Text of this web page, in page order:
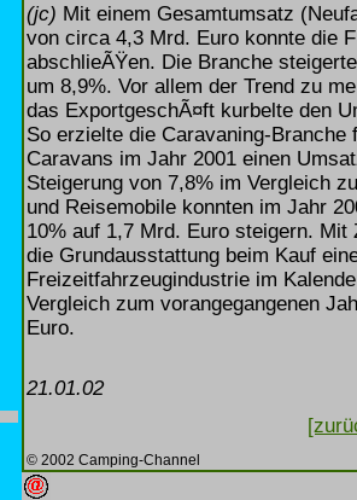
(jc) Mit einem Gesamtumsatz
von circa 4,3 Mrd. Euro konnte die
abschlieÃŸen. Die Branche
um 8,9%. Vor allem der Trend zu
das ExportgeschÃ¤ft kurbelte den
So erzielte die Caravaning-
Caravans im Jahr 2001 einen
Steigerung von 7,8% im Vergleich
und Reisemobile konnten im Jahr
10% auf 1,7 Mrd. Euro steigern.
die Grundausstattung beim Kauf
Freizeitfahrzeugindustrie im
Vergleich zum vorangegangenen
Euro.
21.01.02
© 2002 Camping-Channel